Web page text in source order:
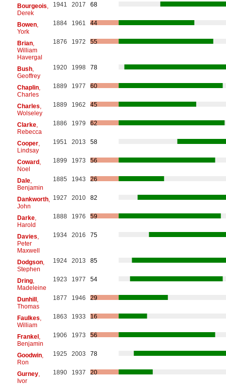
Bourgeois
Derek
1941 2017 68
Bowen,
York
1884 1961 44
Brian,
William
Havergal
1876 1972 55
Bush,
Geoffrey
1920 1998 78
Chaplin,
Charles
1889 1977 60
Charles
Wolseley
1889 1962 45
Clarke,
Rebecca
1886 1979 62
Cooper,
Lindsay
1951 2013 58
Coward,
Noel
1899 1973 56
Dale,
Benjamin
1885 1943 26
Dankworth,
John
1927 2010 82
Darke,
Harold
1888 1976 59
Davies
Peter
Maxwell
1934 2016 75
Dodgson,
Stephen
1924 2013 85
Dring,
Madeleine
1923 1977 54
Dunhill,
Thomas
1877 1946 29
Faulkes
William
1863 1933 16
Frankel,
Benjamin
1906 1973 56
Goodwin,
Ron
1925 2003 78
Gurney,
Ivor
1890 1937 20